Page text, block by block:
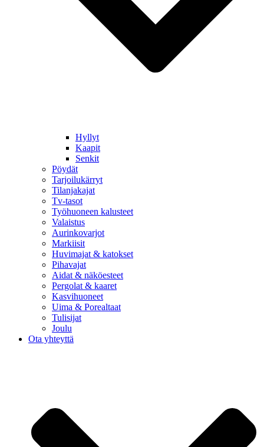
Hyllyt
Kaapit
Senkit
Pöydät
Tarjoilukärryt
Tilanjakajat
Tv-tasot
Työhuoneen kalusteet
Valaistus
Aurinkovarjot
Markiisit
Huvimajat & katokset
Pihavajat
Aidat & näköesteet
Pergolat & kaaret
Kasvihuoneet
Uima & Porealtaat
Tulisijat
Joulu
Ota yhteyttä